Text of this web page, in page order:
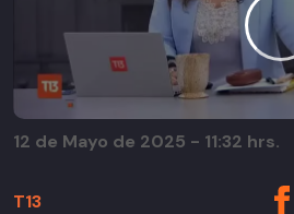
T13
12 de Mayo de 2025 - 11:32 hrs.